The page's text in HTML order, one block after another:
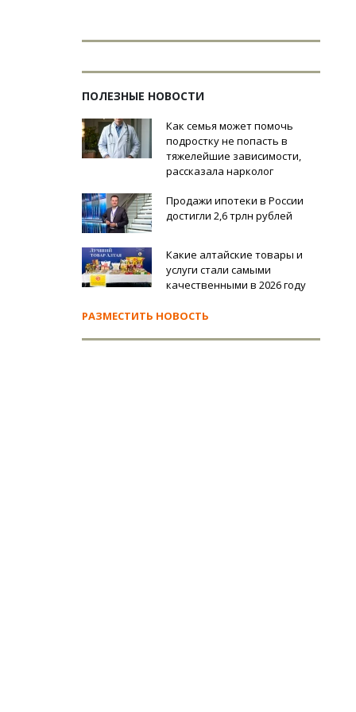
ПОЛЕЗНЫЕ НОВОСТИ
Как семья может помочь
подростку не попасть в
тяжелейшие зависимости,
рассказала нарколог
Продажи ипотеки в России
достигли 2,6 трлн рублей
Какие алтайские товары и
услуги стали самыми
качественными в 2026 году
РАЗМЕСТИТЬ НОВОСТЬ